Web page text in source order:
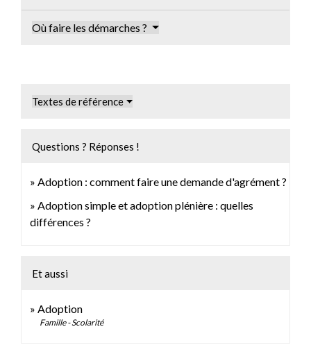
Où faire les démarches ?
Textes de référence
Questions ? Réponses !
Adoption : comment faire une demande d'agrément ?
Adoption simple et adoption plénière : quelles
différences ?
Et aussi
Adoption
Famille - Scolarité